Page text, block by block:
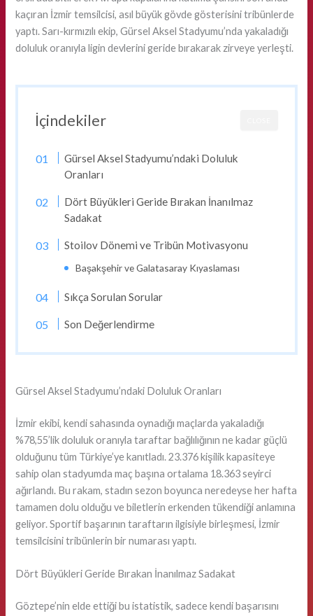
kaçıran İzmir temsilcisi, asıl büyük gövde gösterisini tribünlerde
yaptı. Sarı-kırmızılı ekip, Gürsel Aksel Stadyumu’nda yakaladığı
doluluk oranıyla ligin devlerini geride bırakarak zirveye yerleşti.
İçindekiler
Gürsel Aksel Stadyumu’ndaki Doluluk
Oranları
Dört Büyükleri Geride Bırakan İnanılmaz
Sadakat
Stoilov Dönemi ve Tribün Motivasyonu
Başakşehir ve Galatasaray Kıyaslaması
Sıkça Sorulan Sorular
Son Değerlendirme
Gürsel Aksel Stadyumu’ndaki Doluluk Oranları
İzmir ekibi, kendi sahasında oynadığı maçlarda yakaladığı
%78,55’lik doluluk oranıyla taraftar bağlılığının ne kadar güçlü
olduğunu tüm Türkiye’ye kanıtladı. 23.376 kişilik kapasiteye
sahip olan stadyumda maç başına ortalama 18.363 seyirci
ağırlandı. Bu rakam, stadın sezon boyunca neredeyse her hafta
tamamen dolu olduğu ve biletlerin erkenden tükendiği anlamına
geliyor. Sportif başarının taraftarın ilgisiyle birleşmesi, İzmir
temsilcisini tribünlerin bir numarası yaptı.
Dört Büyükleri Geride Bırakan İnanılmaz Sadakat
Göztepe’nin elde ettiği bu istatistik, sadece kendi başarısını